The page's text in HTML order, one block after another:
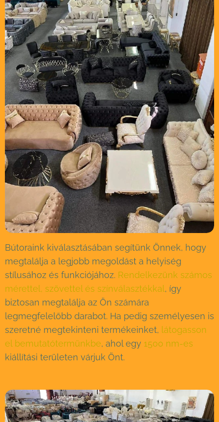
Bútoraink kiválasztásában segítünk Önnek, hogy
megtalálja a legjobb megoldást a helyiség
stílusához és funkciójához. Rendelkezünk számos
mérettel, szövettel és színválasztékkal , így
biztosan megtalálja az Ön számára
legmegfelelőbb darabot. Ha pedig személyesen is
szeretné megtekinteni termékeinket, látogasson
el bemutatótermünkbe, ahol egy 1500 nm-es
kiállítási területen várjuk Önt.